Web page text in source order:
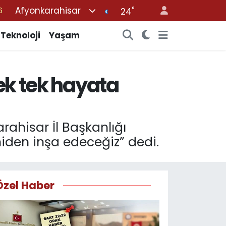
Afyonkarahisar 24°
Teknoloji Yaşam
tek hayata
İl Başkanlığı
inşa edeceğiz” dedi.
Haber